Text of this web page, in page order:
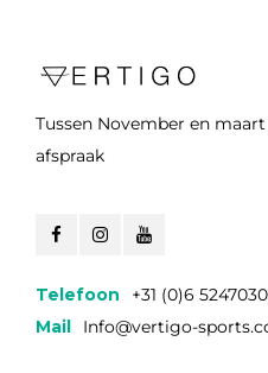
Tussen November en
afspraak
Telefoon
+31 (0)6
Mail
Info@vertigo-